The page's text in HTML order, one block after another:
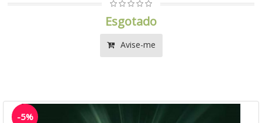
Esgotado
Avise-me
-5%